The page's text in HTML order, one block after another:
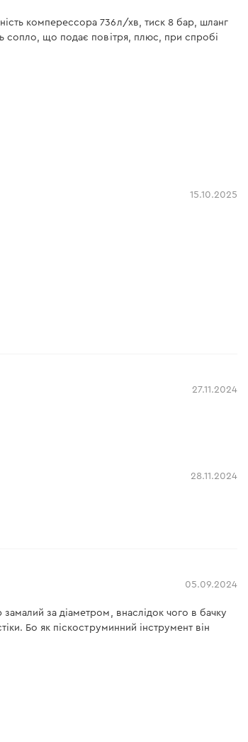
комперессора 736л/хв, тиск 8 бар, шланг
сопло, що подає повітря, плюс, при спробі
15.10.2025
27.11.2024
28.11.2024
05.09.2024
за діаметром, внаслідок чого в бачку
Бо як піскоструминний інструмент він